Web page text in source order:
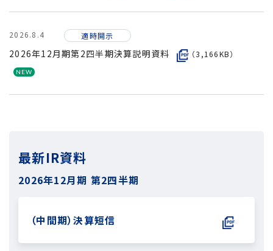
2026.8.4 適時開示
2026年12月期第2四半期決算説明資料 （3,166KB）
最新IR資料
2026年12月期 第2四半期
（中間期）決算短信